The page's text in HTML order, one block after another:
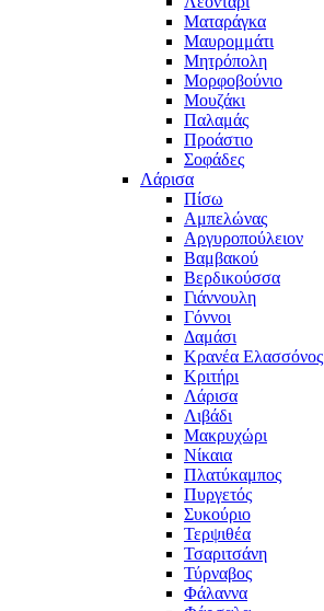
Ματαράγκα
Μαυρομμάτι
Μητρόπολη
Μορφοβούνιο
Μουζάκι
Παλαμάς
Προάστιο
Σοφάδες
Λάρισα
Πίσω
Αμπελώνας
Αργυροπούλειον
Βαμβακού
Βερδικούσσα
Γιάννουλη
Γόννοι
Δαμάσι
Κρανέα Ελασσόνος
Κριτήρι
Λάρισα
Λιβάδι
Μακρυχώρι
Νίκαια
Πλατύκαμπος
Πυργετός
Συκούριο
Τερψιθέα
Τσαριτσάνη
Τύρναβος
Φάλαννα